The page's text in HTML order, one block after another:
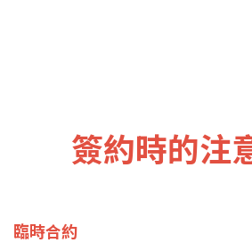
簽約時的注
臨時合約